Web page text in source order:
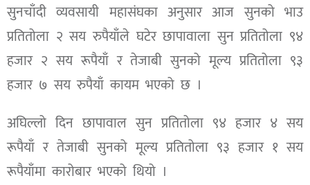
सुनचाँदी व्यवसायी महासंघका अनुसार आज सुनको भाउ
प्रतितोला २ सय रुपैयाँले घटेर छापावाला सुन प्रतितोला ९४
हजार २ सय रूपैयाँ र तेजाबी सुनको मूल्य प्रतितोला ९३
हजार ७ सय रुपैयाँ कायम भएको छ ।
अघिल्लो दिन छापावाल सुन प्रतितोला ९४ हजार ४ सय
रूपैयाँ र तेजाबी सुनको मूल्य प्रतितोला ९३ हजार १ सय
रूपैयाँमा कारोबार भएको थियो ।